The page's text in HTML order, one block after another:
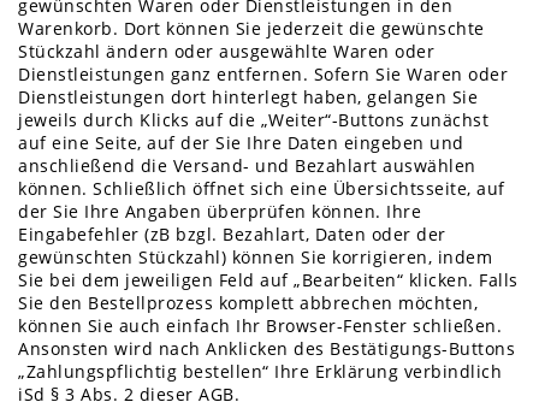
gewünschten Waren oder Dienstleistungen in den
Warenkorb. Dort können Sie jederzeit die gewünschte
Stückzahl ändern oder ausgewählte Waren oder
Dienstleistungen ganz entfernen. Sofern Sie Waren oder
Dienstleistungen dort hinterlegt haben, gelangen Sie
jeweils durch Klicks auf die „Weiter“-Buttons zunächst
auf eine Seite, auf der Sie Ihre Daten eingeben und
anschließend die Versand- und Bezahlart auswählen
können. Schließlich öffnet sich eine Übersichtsseite, auf
der Sie Ihre Angaben überprüfen können. Ihre
Eingabefehler (zB bzgl. Bezahlart, Daten oder der
gewünschten Stückzahl) können Sie korrigieren, indem
Sie bei dem jeweiligen Feld auf „Bearbeiten“ klicken. Falls
Sie den Bestellprozess komplett abbrechen möchten,
können Sie auch einfach Ihr Browser-Fenster schließen.
Ansonsten wird nach Anklicken des Bestätigungs-Buttons
„Zahlungspflichtig bestellen“ Ihre Erklärung verbindlich
iSd § 3 Abs. 2 dieser AGB.